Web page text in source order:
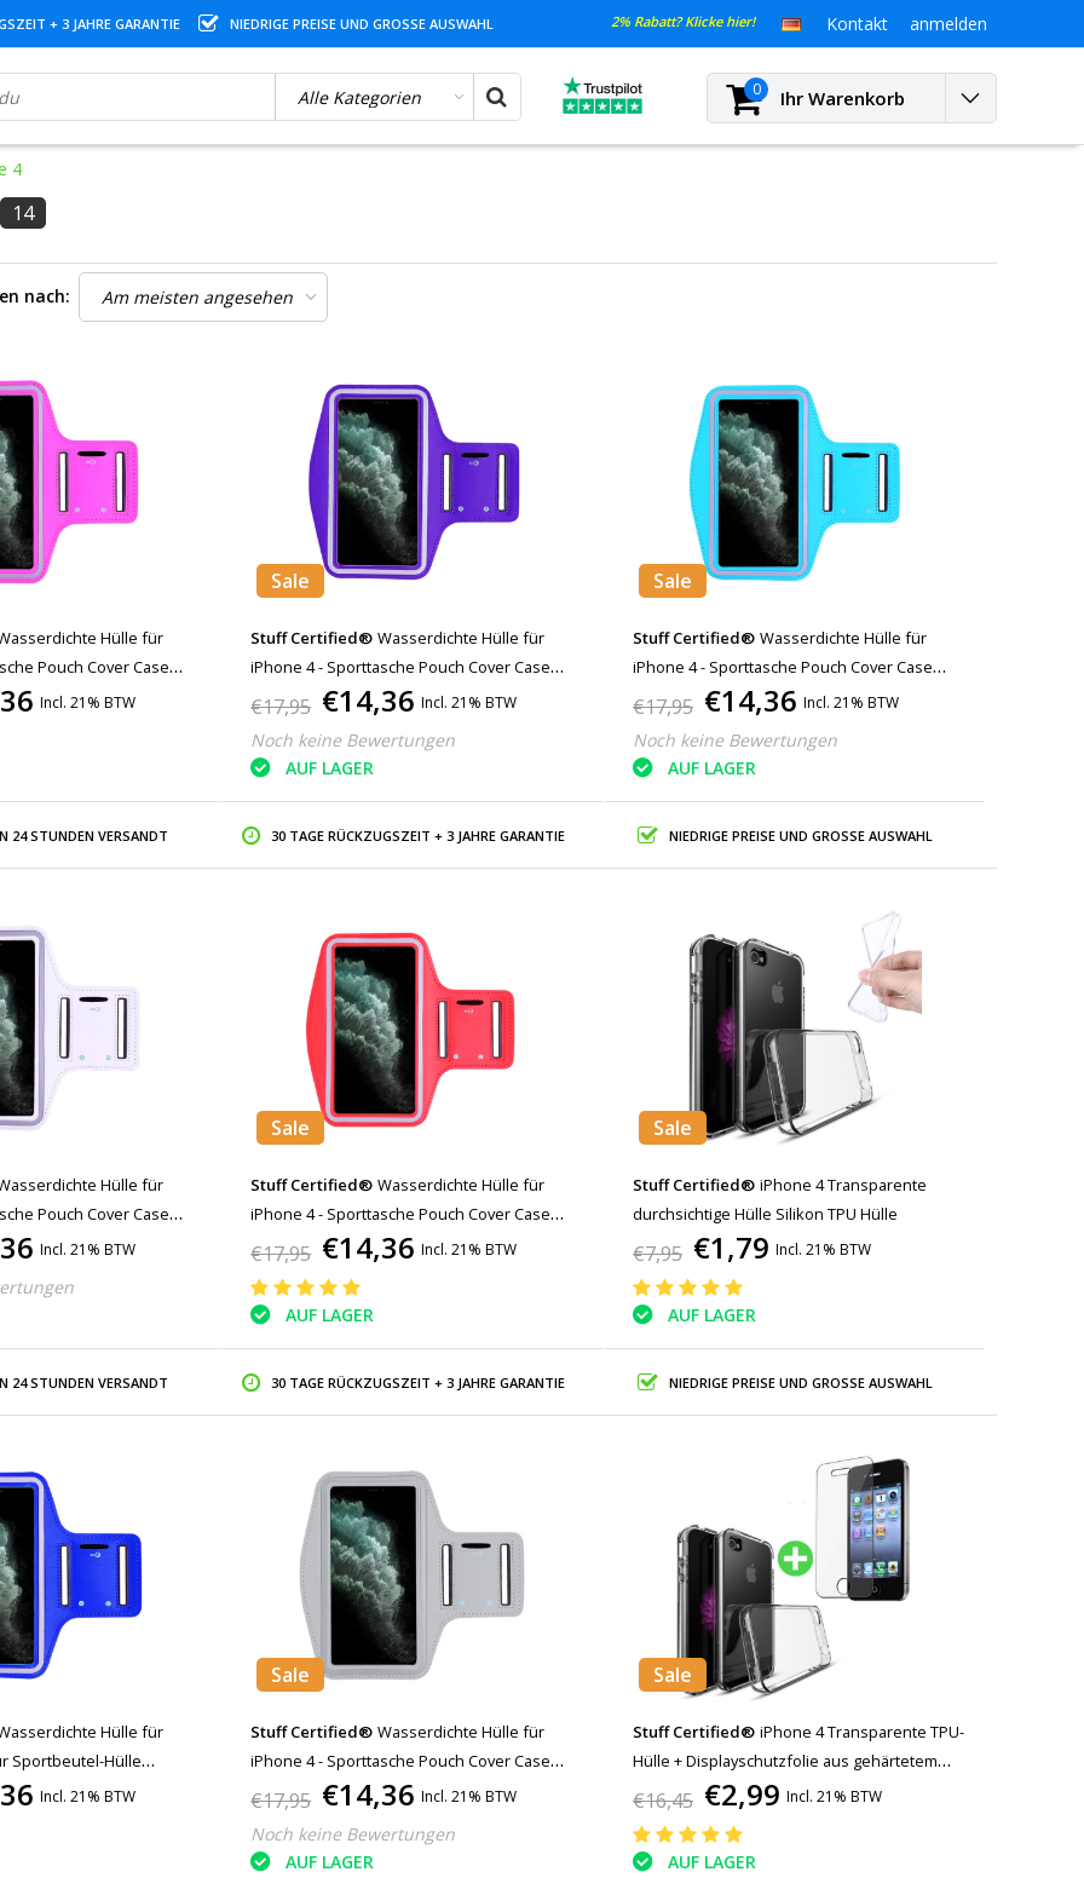
+ 3 JAHRE GARANTIE NIEDRIGE PREISE UND GROSSE AUSWAHL 2% Rabatt? Klicke hier! Kontakt anmelden
0 Ihr Warenkorb
4
14
nach:
Hülle für
Pouch Cover Case
Hard Pink
Incl. 21% BTW
Sale
Stuff Certified® Wasserdichte Hülle für
iPhone 4 - Sporttasche Pouch Cover Case
Armband Jogging Running Hard Purple
€17,95 €14,36 Incl. 21% BTW
Noch keine Bewertungen
AUF LAGER
Sale
Stuff Certified® Wasserdichte Hülle für
iPhone 4 - Sporttasche Pouch Cover Case
Armband Jogging Running Hard Hellblau
€17,95 €14,36 Incl. 21% BTW
Noch keine Bewertungen
AUF LAGER
24 STUNDEN VERSANDT 30 TAGE RÜCKZUGSZEIT + 3 JAHRE GARANTIE NIEDRIGE PREISE UND GROSSE AUSWAHL
Hülle für
Pouch Cover Case
Hard White
Incl. 21% BTW
Sale
Stuff Certified® Wasserdichte Hülle für
iPhone 4 - Sporttasche Pouch Cover Case
Armband Jogging Running Hard Red
€17,95 €14,36 Incl. 21% BTW
AUF LAGER
Sale
Stuff Certified® iPhone 4 Transparente
durchsichtige Hülle Silikon TPU Hülle
€7,95 €1,79 Incl. 21% BTW
AUF LAGER
24 STUNDEN VERSANDT 30 TAGE RÜCKZUGSZEIT + 3 JAHRE GARANTIE NIEDRIGE PREISE UND GROSSE AUSWAHL
Hülle für
Sportbeutel-Hülle
Hard Blue
Incl. 21% BTW
Sale
Stuff Certified® Wasserdichte Hülle für
iPhone 4 - Sporttasche Pouch Cover Case
Armband Jogging Running Hard Grey
€17,95 €14,36 Incl. 21% BTW
Noch keine Bewertungen
AUF LAGER
Sale
Stuff Certified® iPhone 4 Transparente TPU-
Hülle + Displayschutzfolie aus gehärtetem
Glas
€16,45 €2,99 Incl. 21% BTW
AUF LAGER